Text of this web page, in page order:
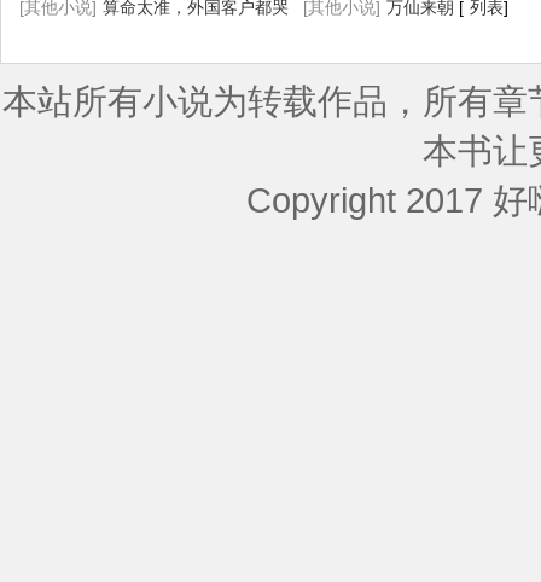
[ 列表 妇了[ 列表 ]
[其他小说] 算命太准，外国客户都哭
[其他小说] 万仙来朝 [ 列表]
本站所有小说为转载作品，所有
本书让
Copyright 2017